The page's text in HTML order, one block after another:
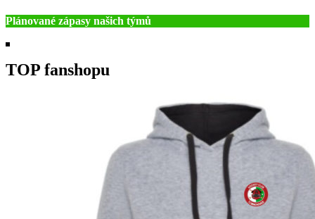
Plánované zápasy našich týmů
TOP fanshopu